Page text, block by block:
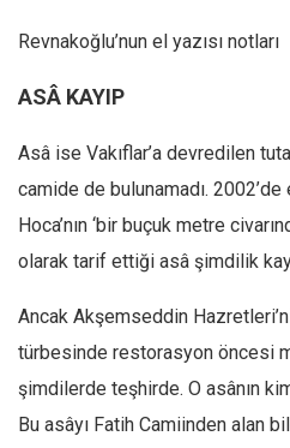
Revnakoğlu’nun el yazısı notları
ASÂ KAYIP
Asâ ise Vakıflar’a devredilen
camide de bulunamadı.
Hoca’nın ‘bir buçuk metre
olarak tarif ettiği asâ şimdilik
Ancak Akşemseddin
türbesinde restorasyon öncesi
şimdilerde teşhirde. O asânın
Bu asâyı Fatih Camiinden alan